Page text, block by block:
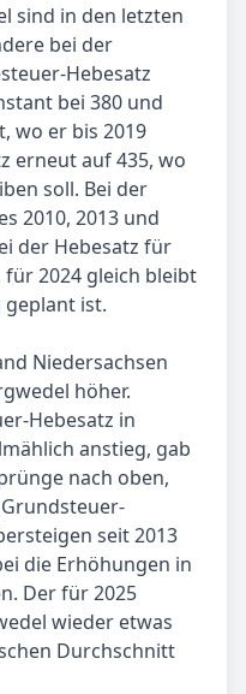
sind in den letzten
bei der
Hebesatz
bei 380 und
wo er bis 2019
erneut auf 435, wo
soll. Bei der
2010, 2013 und
der Hebesatz für
2024 gleich bleibt
geplant ist.
Niedersachsen
höher.
Hebesatz in
anstieg, gab
nach oben,
seit 2013
die Erhöhungen in
Der für 2025
wieder etwas
Durchschnitt